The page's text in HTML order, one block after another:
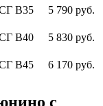
В35
5 790 руб.
В40
5 830 руб.
В45 6 170 руб.
с